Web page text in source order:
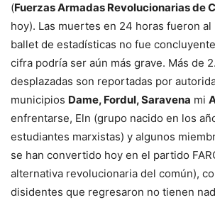
(Fuerzas Armadas Revolucionarias de
hoy). Las muertes en 24 horas fueron al
ballet de estadísticas no fue
cifra podría ser aún más grave. Más de
desplazadas son reportadas por
municipios Dame, Fordul, Saravena mi
enfrentarse, Eln (grupo nacido en los
estudiantes marxistas) y algunos
se han convertido hoy en el partido
alternativa revolucionaria del común),
disidentes que regresaron no tienen